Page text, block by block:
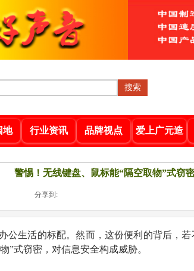
搜索
行业资讯 品牌视点 爱上广元造
地
警惕！无线键盘、鼠标能“隔空取物”式窃
分享到:
公生活的标配。然而，这份便利的背后，
”式窃密，对信息安全构成威胁。